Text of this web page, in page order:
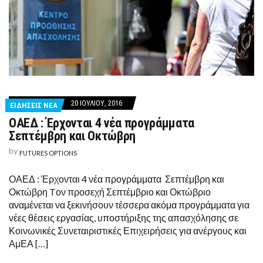
ΕΙΔΗΣΕΙΣ ΝΕΑ 20 ΙΟΥΛΊΟΥ, 2016
ΟΑΕΔ : Έρχονται 4 νέα προγράμματα
Σεπτέμβρη και Οκτώβρη
by FUTURES OPTIONS
ΟΑΕΔ : Έρχονται 4 νέα προγράμματα Σεπτέμβρη και
Οκτώβρη Tον προσεχή Σεπτέμβριο και Οκτώβριο
αναμένεται να ξεκινήσουν τέσσερα ακόμα προγράμματα για
νέες θέσεις εργασίας, υποστήριξης της απασχόλησης σε
Κοινωνικές Συνεταιριστικές Επιχειρήσεις για ανέργους και
ΑμΕΑ […]